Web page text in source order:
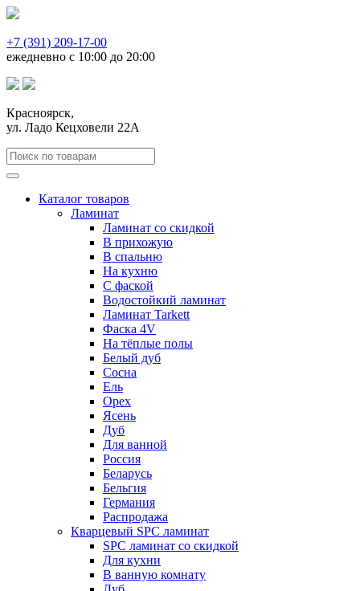
+7 (391) 209-17-00
ежедневно с 10:00 до 20:00
Красноярск,
ул. Ладо Кецховели 22А
Каталог товаров
Ламинат
Ламинат со скидкой
В прихожую
В спальню
На кухню
С фаской
Водостойкий ламинат
Ламинат Tarkett
Фаска 4V
На тёплые полы
Белый дуб
Сосна
Ель
Орех
Ясень
Дуб
Для ванной
Россия
Беларусь
Бельгия
Германия
Распродажа
Кварцевый SPC ламинат
SPC ламинат со скидкой
Для кухни
В ванную комнату